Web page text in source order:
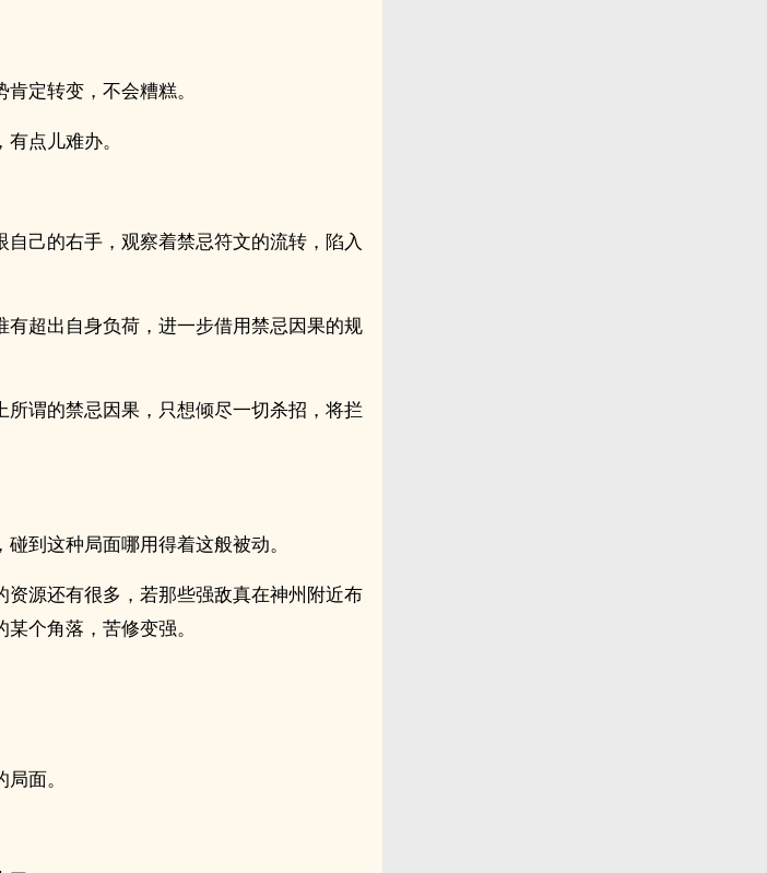
定转变，不会糟糕。
点儿难办。
己的右手，观察着禁忌符文的流转，陷入
超出自身负荷，进一步借用禁忌因果的规
谓的禁忌因果，只想倾尽一切杀招，将拦
到这种局面哪用得着这般被动。
源还有很多，若那些强敌真在神州附近布
个角落，苦修变强。
面。